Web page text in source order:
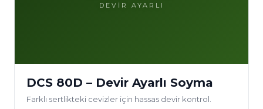
DEVİR AYARLI
DCS 80D – Devir Ayarlı Soyma
Farklı sertlikteki cevizler için hassas devir kontrol.